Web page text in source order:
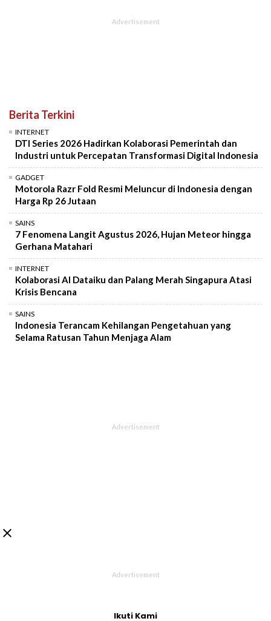
Berita Terkini
INTERNET
DTI Series 2026 Hadirkan Kolaborasi Pemerintah dan
Industri untuk Percepatan Transformasi Digital Indonesia
GADGET
Motorola Razr Fold Resmi Meluncur di Indonesia dengan
Harga Rp 26 Jutaan
SAINS
7 Fenomena Langit Agustus 2026, Hujan Meteor hingga
Gerhana Matahari
INTERNET
Kolaborasi AI Dataiku dan Palang Merah Singapura Atasi
Krisis Bencana
SAINS
Indonesia Terancam Kehilangan Pengetahuan yang
Selama Ratusan Tahun Menjaga Alam

Ikuti Kami